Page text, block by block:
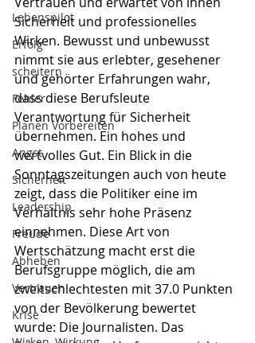
Lebenspilot
Erfolg
scheitern
Fehler
Planen Vorbereiten
Angst
Sicherheit
Leadership
Freude
Abheben
Vertrauen
Krise
Sicherheit und professionelles
Wirken. Bewusst und unbewusst
nimmt sie aus erlebter, gesehener
und gehörter Erfahrungen wahr,
dass diese Berufsleute
Verantwortung für Sicherheit
übernehmen. Ein hohes und
wertvolles Gut. Ein Blick in die
Sonntagszeitungen auch von heute
zeigt, dass die Politiker eine im
Verhältnis sehr hohe Präsenz
einnehmen. Diese Art von
Wertschätzung macht erst die
Berufsgruppe möglich, die am
zweitschlechtesten mit 37.0 Punkten
von der Bevölkerung bewertet
wurde: Die Journalisten. Das